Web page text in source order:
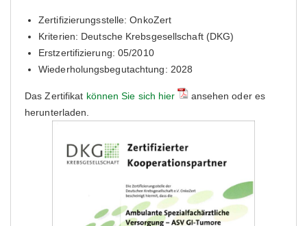
Zertifizierungsstelle: OnkoZert
Kriterien: Deutsche Krebsgesellschaft (DKG)
Erstzertifizierung: 05/2010
Wiederholungsbegutachtung: 2028
Das Zertifikat können Sie sich hier
ansehen oder es
herunterladen.